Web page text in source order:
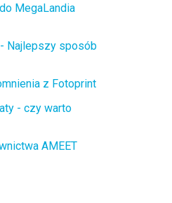
MegaLandia
Najlepszy sposób
z Fotoprint
- czy warto
AMEET